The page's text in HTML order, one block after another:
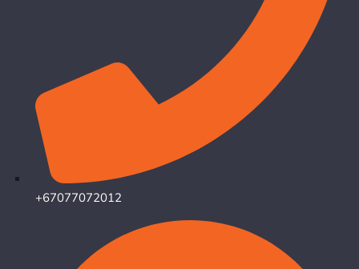
+67077072012